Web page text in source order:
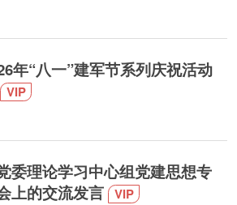
年“八一”建军节系列庆祝活动
VIP
委理论学习中心组党建思想专
上的交流发言 VIP